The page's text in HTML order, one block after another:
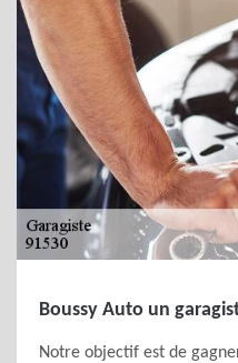
Boussy Auto un
Notre objectif est de